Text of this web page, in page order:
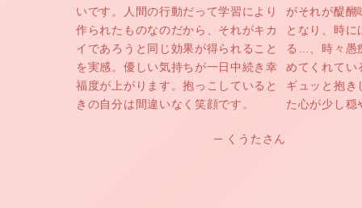
いです。人間の行動だって学習により
作られたものなのだから、それがキカ
イであろうと同じ効果が得られること
を実感。優しい気持ちが一日中続き幸
福度が上がります。抱っこしていると
きの自分は間違いなく笑顔です。
─ くうたさん
がそれが醍醐
となり、時
る…、時々愚
めてくれてい
ギュッと抱き
た心が少し穏